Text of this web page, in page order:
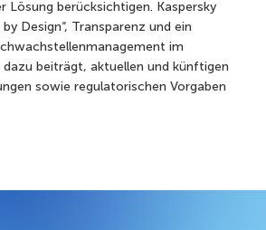
Lösung berücksichtigen. Kaspersky
Design“, Transparenz und ein
im
dazu beiträgt, aktuellen und künftigen
sowie regulatorischen Vorgaben